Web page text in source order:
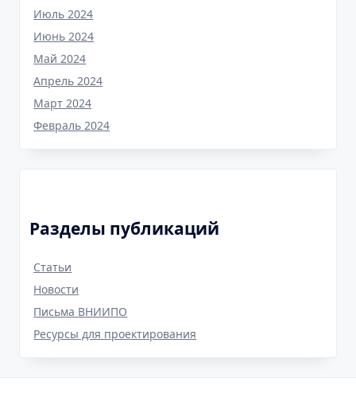
Июль 2024
Июнь 2024
Май 2024
Апрель 2024
Март 2024
Февраль 2024
Разделы публикаций
Cтатьи
Новости
Письма ВНИИПО
Ресурсы для проектирования